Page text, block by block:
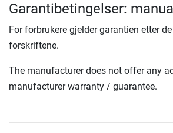
Garantibetingelser:
For forbrukere gjelder garantien etter
forskriftene.
The manufacturer does not offer any
manufacturer warranty / guarantee.